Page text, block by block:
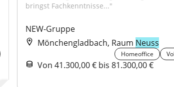
bringst Fachkenntnisse..."
NEW-Gruppe
Mönchengladbach, Raum Neuss
Homeoffice
Von 41.300,00 € bis 81.300,00 €